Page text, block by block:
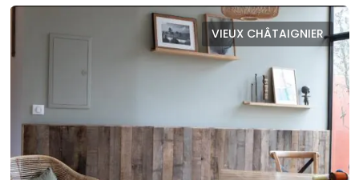
VIEUX CHÂTAIGNIER